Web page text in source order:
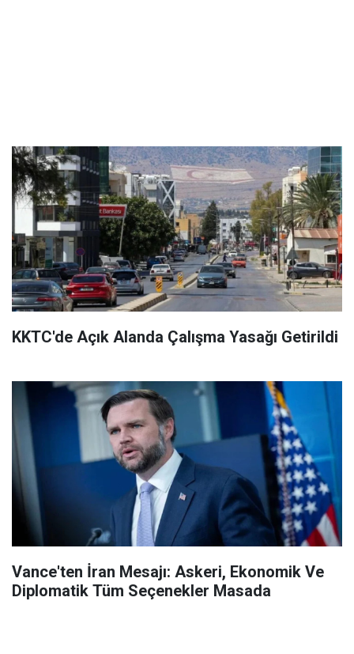
KKTC'de Açık Alanda Çalışma Yasağı Getirildi
Vance'ten İran Mesajı: Askeri, Ekonomik Ve
Diplomatik Tüm Seçenekler Masada